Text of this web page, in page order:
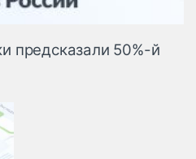
предсказали 50%-й